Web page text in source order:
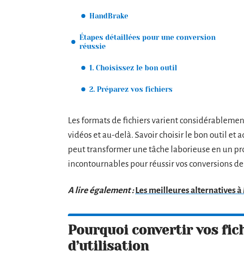
HandBrake
Étapes détaillées pour une conversion
réussie
1. Choisissez le bon outil
2. Préparez vos fichiers
Les formats de fichiers varient
vidéos et au-delà. Savoir choisir le bon outil et
peut transformer une tâche laborieuse en un
incontournables pour réussir vos conversions
A lire également : Les meilleures alternatives
Pourquoi convertir vos
d’utilisation